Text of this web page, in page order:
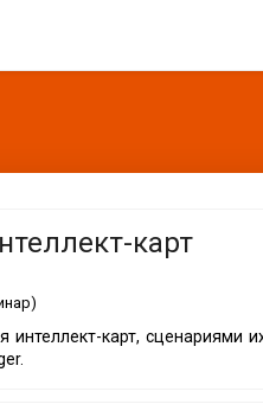
карт
интеллект-карт, сценариями